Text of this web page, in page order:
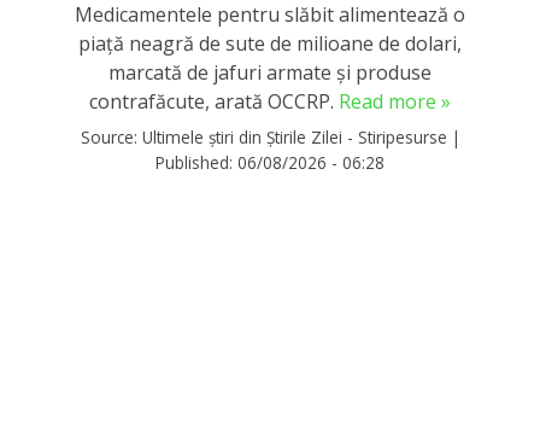
Medicamentele pentru slăbit alimentează o
piață neagră de sute de milioane de dolari,
marcată de jafuri armate și produse
contrafăcute, arată OCCRP. Read more »
Source: Ultimele știri din Știrile Zilei - Stiripesurse |
Published: 06/08/2026 - 06:28